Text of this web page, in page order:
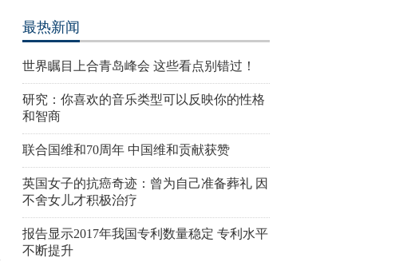
最热新闻
世界瞩目上合青岛峰会 这些看点别错过！
研究：你喜欢的音乐类型可以反映你的性格
和智商
联合国维和70周年 中国维和贡献获赞
英国女子的抗癌奇迹：曾为自己准备葬礼 因
不舍女儿才积极治疗
报告显示2017年我国专利数量稳定 专利水平
不断提升